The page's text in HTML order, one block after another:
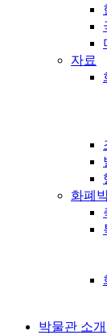
자료
화폐
박물관 소개